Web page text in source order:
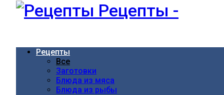
Рецепты -
Рецепты
Все
Заготовки
Блюда из мяса
Блюда из рыбы